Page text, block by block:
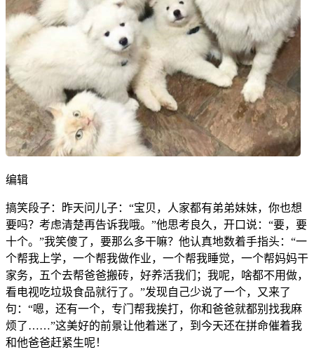
编辑
搞笑段子：昨天问儿子：“宝贝，人家都有弟弟妹妹，你也想
要吗？考虑清楚再告诉我哦。”他思考良久，开口说：“要，要
十个。”我笑傻了，要那么多干嘛？他认真地数着手指头：“一
个帮我上学，一个帮我做作业，一个帮我睡觉，一个帮妈妈干
家务，五个去帮爸爸搬砖，好养活我们；我呢，啥都不用做，
看电视吃垃圾食品就行了。”发现自己少说了一个，又来了
句：“嗯，还有一个，专门帮我挨打，你和爸爸就都别找我麻
烦了……”这美好的前景让他着迷了，到今天还在拼命催着我
和他爸爸赶紧生呢！